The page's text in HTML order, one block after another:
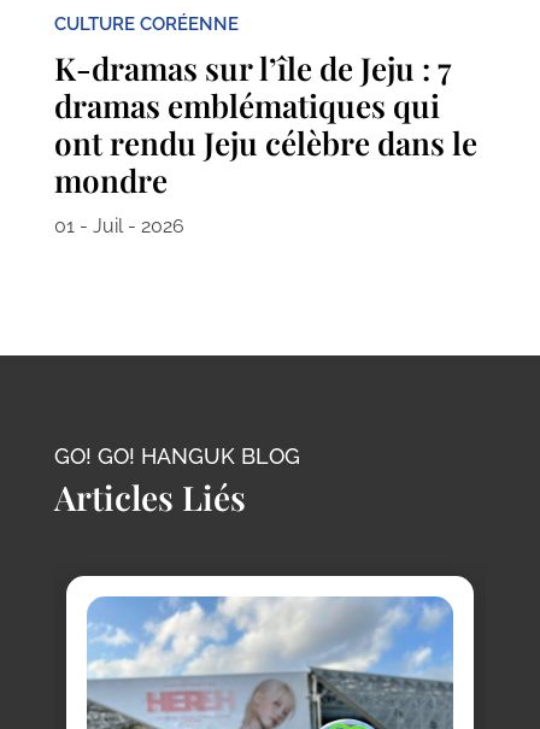
CULTURE CORÉENNE
K-dramas sur l’île de Jeju : 7
dramas emblématiques qui
ont rendu Jeju célèbre dans le
mondre
01 - Juil - 2026
GO! GO! HANGUK BLOG
Articles Liés